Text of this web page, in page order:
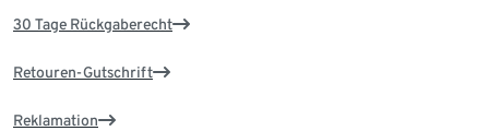
30 Tage Rückgaberecht
Retouren-Gutschrift
Reklamation